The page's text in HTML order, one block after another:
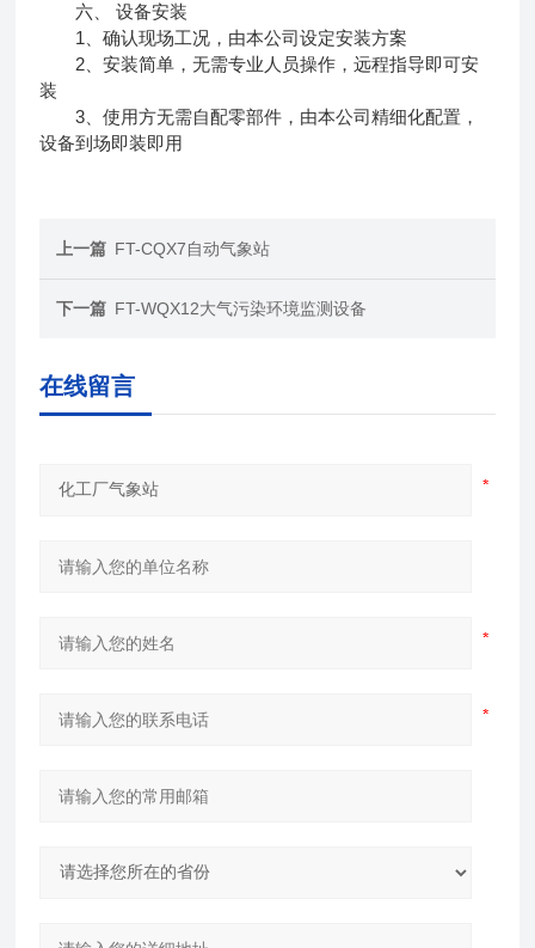
六、 设备安装
1、确认现场工况，由本公司设定安装方案
2、安装简单，无需专业人员操作，远程指导即可安
装
3、使用方无需自配零部件，由本公司精细化配置，
设备到场即装即用
上一篇 FT-CQX7自动气象站
下一篇 FT-WQX12大气污染环境监测设备
在线留言